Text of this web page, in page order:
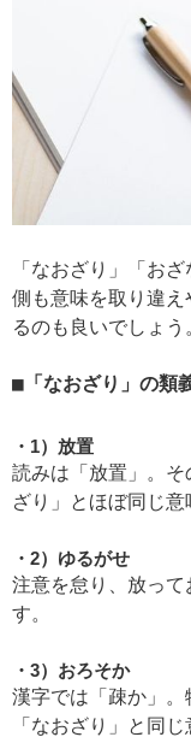
「なおざり」「お
側も意味を取り違
るのも良いでしょう
「なおざり」の類
1）放置
読みは「放置」。
ざり」とほぼ同じ意
2）ゆるがせ
注意を怠り、放っ
す。
3）おろそか
漢字では「疎か」。
「なおざり」と同じ